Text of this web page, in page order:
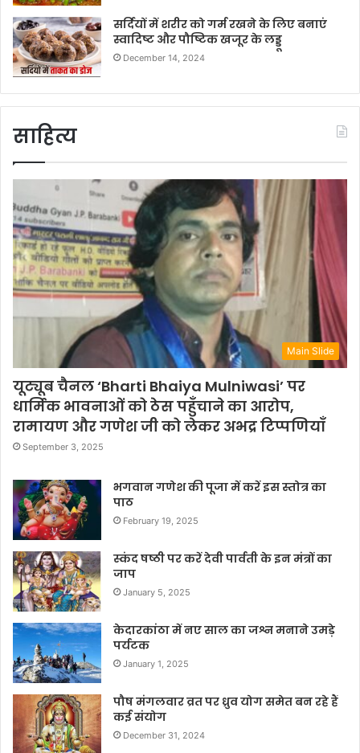
सर्दियों में शरीर को गर्म रखने के लिए बनाएं
स्वादिष्ट और पौष्टिक खजूर के लड्डू
December 14, 2024
साहित्य
Main Slide
यूट्यूब चैनल ‘Bharti Bhaiya Mulniwasi’ पर
धार्मिक भावनाओं को ठेस पहुँचाने का आरोप,
रामायण और गणेश जी को लेकर अभद्र टिप्पणियाँ
September 3, 2025
भगवान गणेश की पूजा में करें इस स्तोत्र का
पाठ
February 19, 2025
स्कंद षष्ठी पर करें देवी पार्वती के इन मंत्रों का
जाप
January 5, 2025
केदारकांठा में नए साल का जश्न मनाने उमड़े
पर्यटक
January 1, 2025
पौष मंगलवार व्रत पर ध्रुव योग समेत बन रहे हैं
कई संयोग
December 31, 2024